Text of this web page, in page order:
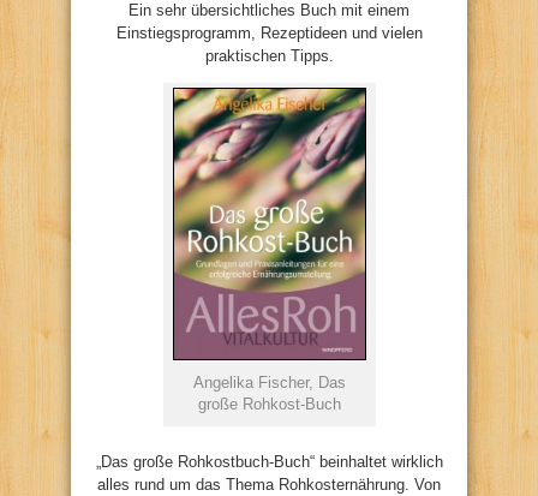
Ein sehr übersichtliches Buch mit einem
Einstiegsprogramm, Rezeptideen und vielen
praktischen Tipps.
Angelika Fischer, Das
große Rohkost-Buch
„Das große Rohkostbuch-Buch“ beinhaltet wirklich
alles rund um das Thema Rohkosternährung. Von